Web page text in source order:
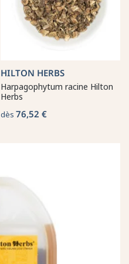
HILTON HERBS
Harpagophytum racine Hilton
Herbs
dès 76,52 €